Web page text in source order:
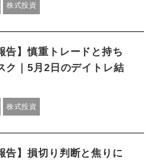
株式投資
告】慎重トレードと持ち
ク｜5月2日のデイトレ結
株式投資
告】損切り判断と焦りに